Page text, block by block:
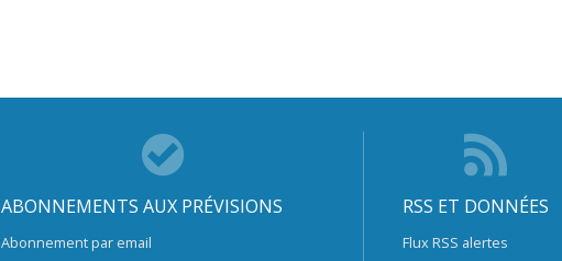
ABONNEMENTS AUX PRÉVISIONS
Abonnement par email
RSS ET DONNÉES
Flux RSS alertes